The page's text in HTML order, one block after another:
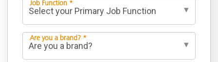
Job Function *
Are you a brand? *